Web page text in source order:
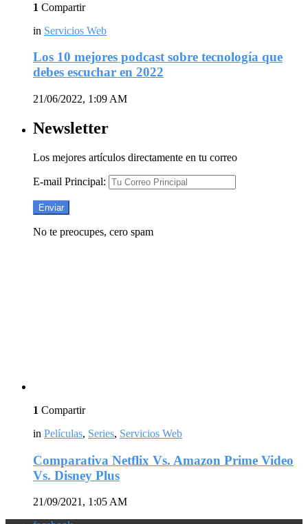
1 Compartir
in Servicios Web
Los 10 mejores podcast sobre tecnología que
debes escuchar en 2022
21/06/2022, 1:09 AM
Newsletter
Los mejores artículos directamente en tu correo
E-mail Principal:
No te preocupes, cero spam
1 Compartir
in Películas, Series, Servicios Web
Comparativa Netflix Vs. Amazon Prime Video
Vs. Disney Plus
21/09/2021, 1:05 AM